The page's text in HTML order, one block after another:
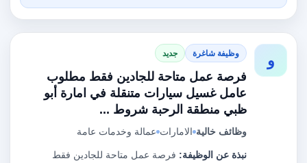
و وظيفة شاغرة جديد
فرصة عمل متاحة للجادين فقط مطلوب
عامل غسيل سيارات متنقلة في امارة أبو
ظبي منطقة الرحبة شروط ...
وظائف خالية الامارات عمالة وخدمات عامة
نبذة عن الوظيفة: فرصة عمل متاحة للجادين فقط